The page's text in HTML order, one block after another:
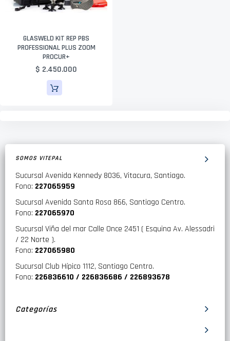
GLASWELD KIT REP PBS
PROFESSIONAL PLUS ZOOM
PROCUR+
$ 2.450.000
SOMOS VITEPAL
Sucursal Avenida Kennedy 8036, Vitacura, Santiago.
Fono: 227065959
Sucursal Avenida Santa Rosa 866, Santiago Centro.
Fono: 227065970
Sucursal Viña del mar Calle Once 2451 ( Esquina Av. Alessadri
/ 22 Norte ).
Fono: 227065980
Sucursal Club Hípico 1112, Santiago Centro.
Fono: 226836610 / 226836686 / 226893678
Categorías